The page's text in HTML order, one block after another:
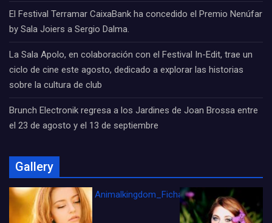
El Festival Terramar CaixaBank ha concedido el Premio Nenúfar
by Sala Joiers a Sergio Dalma.
La Sala Apolo, en colaboración con el Festival In-Edit, trae un
ciclo de cine este agosto, dedicado a explorar las historias
sobre la cultura de club
Brunch Electronik regresa a los Jardines de Joan Brossa entre
el 23 de agosto y el 13 de septiembre
Gallery
Animalkingdom_FichaCine